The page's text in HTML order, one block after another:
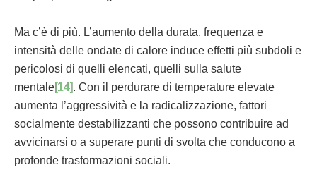
Ma c’è di più. L’aumento della durata, frequenza e
intensità delle ondate di calore induce effetti più subdoli e
pericolosi di quelli elencati, quelli sulla salute
mentale[14]. Con il perdurare di temperature elevate
aumenta l’aggressività e la radicalizzazione, fattori
socialmente destabilizzanti che possono contribuire ad
avvicinarsi o a superare punti di svolta che conducono a
profonde trasformazioni sociali.